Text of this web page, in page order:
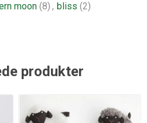
moon (8) , bliss (2)
produkter